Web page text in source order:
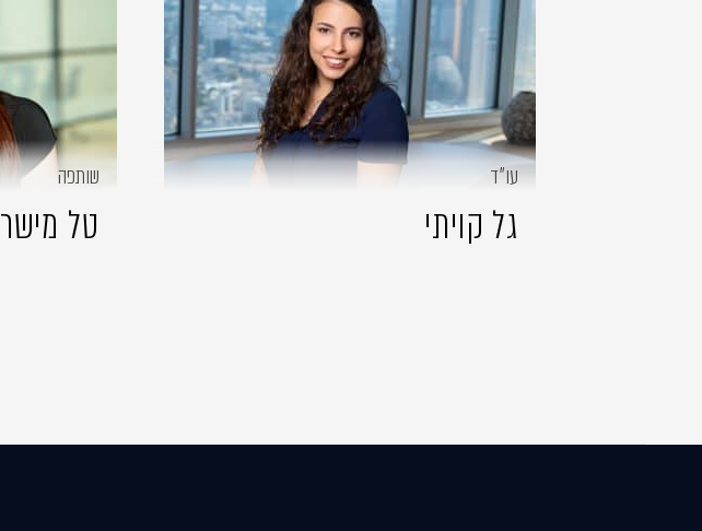
עו״ד
גל קויתי
שותפה
טל מישר